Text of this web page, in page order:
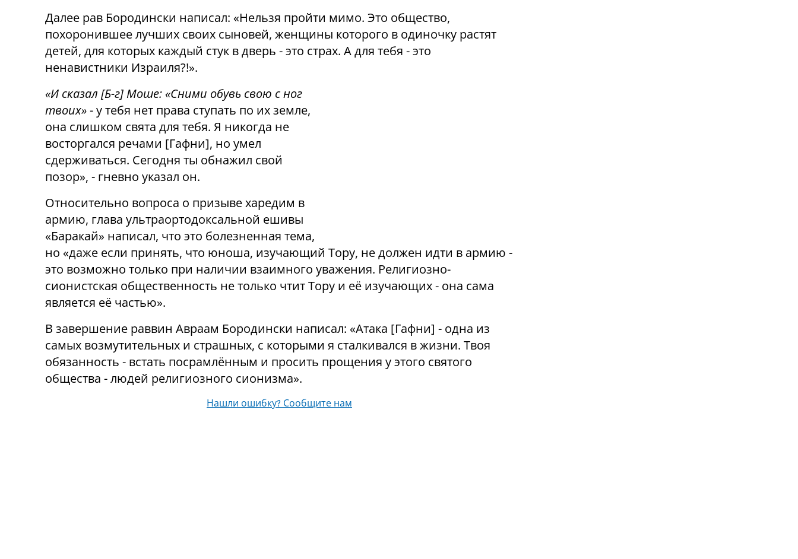
Далее рав Бородински написал: «Нельзя пройти мимо. Это общество,
похоронившее лучших своих сыновей, женщины которого в одиночку растят
детей, для которых каждый стук в дверь - это страх. А для тебя - это
ненавистники Израиля?!».
«И сказал [Б-г] Моше: «Сними обувь свою с ног
твоих»- у тебя нет права ступать по их земле,
она слишком свята для тебя. Я никогда не
восторгался речами [Гафни], но умел
сдерживаться. Сегодня ты обнажил свой
позор», - гневно указал он.
Относительно вопроса о призыве харедим в
армию, глава ультраортодоксальной ешивы
«Баракай» написал, что это болезненная тема,
но «даже если принять, что юноша, изучающий Тору, не должен идти в армию -
это возможно только при наличии взаимного уважения. Религиозно-
сионистская общественность не только чтит Тору и её изучающих - она сама
является её частью».
В завершение раввин Авраам Бородински написал: «Атака [Гафни] - одна из
самых возмутительных и страшных, с которыми я сталкивался в жизни. Твоя
обязанность - встать посрамлённым и просить прощения у этого святого
общества - людей религиозного сионизма».
Нашли ошибку? Сообщите нам